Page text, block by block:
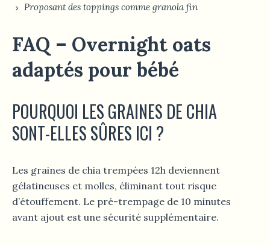
Proposant des toppings comme granola fin
FAQ – Overnight oats
adaptés pour bébé
POURQUOI LES GRAINES DE CHIA
SONT-ELLES SÛRES ICI ?
Les graines de chia trempées 12h deviennent
gélatineuses et molles, éliminant tout risque
d’étouffement. Le pré-trempage de 10 minutes
avant ajout est une sécurité supplémentaire.